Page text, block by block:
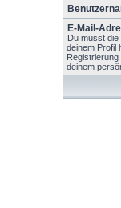
E-Mail-
Du musst die
deinem Profil
deinem